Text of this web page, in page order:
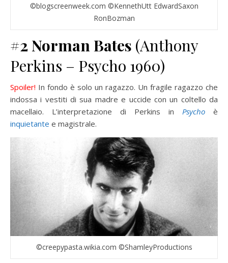
©blogscreenweek.com ©KennethUtt EdwardSaxon
RonBozman
#2 Norman Bates (Anthony
Perkins – Psycho 1960)
Spoiler! In fondo è solo un ragazzo. Un fragile ragazzo che
indossa i vestiti di sua madre e uccide con un coltello da
macellaio. L’interpretazione di Perkins in Psycho
è
inquietante e magistrale.
©creepypasta.wikia.com ©ShamleyProductions